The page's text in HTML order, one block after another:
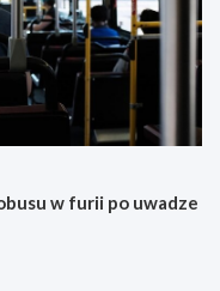
w furii po uwadze